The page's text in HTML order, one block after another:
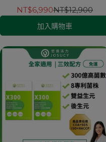
NT$6,990NT$12,900
加入購物車